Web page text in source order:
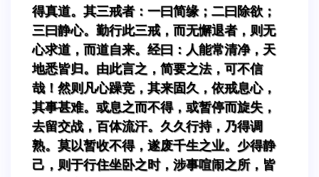
得真道。其三戒者：一曰简缘；二曰除欲；
三曰静心。勤行此三戒，而无懈退者，则无
心求道，而道自来。经曰：人能常清净，天
地悉皆归。由此言之，简要之法，可不信
哉！然则凡心躁竞，其来固久，依戒息心，
其事甚难。或息之而不得，或暂停而旋失，
去留交战，百体流汗。久久行持，乃得调
熟。莫以暂收不得，遂废千生之业。少得静
己，则于行住坐卧之时，涉事喧闹之所，皆